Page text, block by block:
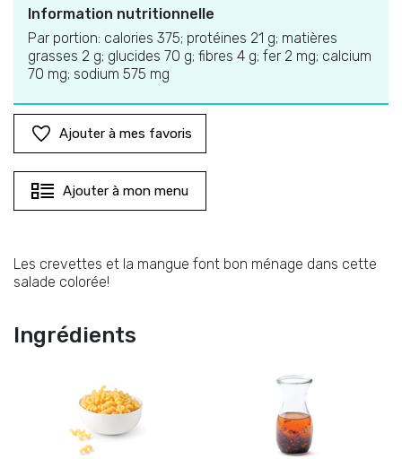
Information nutritionnelle
Par portion: calories 375; protéines 21 g; matières
grasses 2 g; glucides 70 g; fibres 4 g; fer 2 mg; calcium
70 mg; sodium 575 mg
Ajouter à mes favoris
Ajouter à mon menu
Les crevettes et la mangue font bon ménage dans cette
salade colorée!
Ingrédients